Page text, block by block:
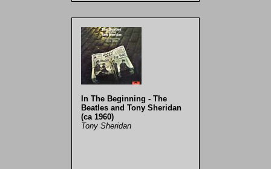
In The Beginning - The
Beatles and Tony Sheridan
(ca 1960)
Tony Sheridan